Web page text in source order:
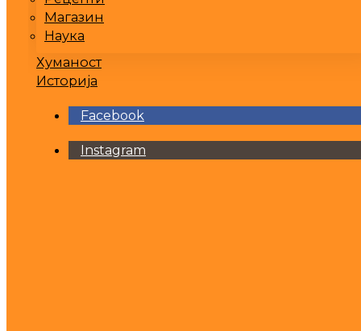
Магазин
Наука
Хуманост
Историја
Facebook
Instagram